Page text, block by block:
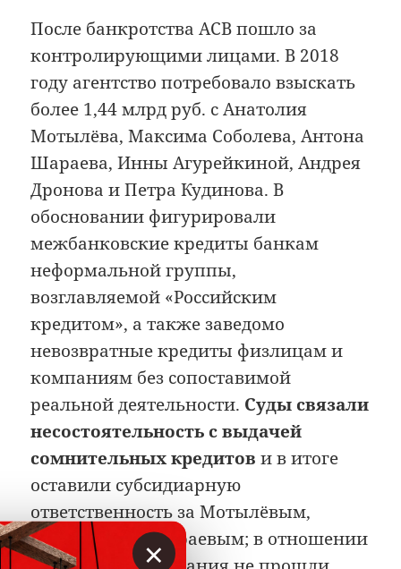
После банкротства АСВ пошло за
контролирующими лицами. В 2018
году агентство потребовало взыскать
более 1,44 млрд руб. с Анатолия
Мотылёва, Максима Соболева, Антона
Шараева, Инны Агурейкиной, Андрея
Дронова и Петра Кудинова. В
обосновании фигурировали
межбанковские кредиты банкам
неформальной группы,
возглавляемой «Российским
кредитом», а также заведомо
невозвратные кредиты физлицам и
компаниям без сопоставимой
реальной деятельности. Суды связали
несостоятельность с выдачей
сомнительных кредитов и в итоге
оставили субсидиарную
ответственность за Мотылёвым,
Соболевым и Шараевым; в отношении
×